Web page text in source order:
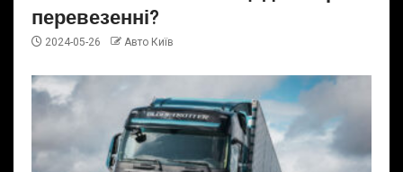
перевезенні?
2024-05-26 Авто Київ